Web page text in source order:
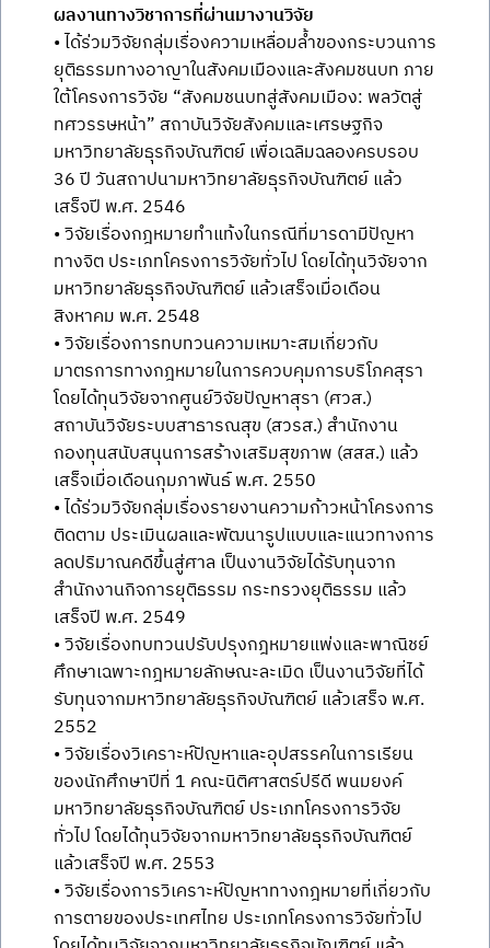
ผลงานทางวิชาการที่ผ่านมางานวิจัย
• ได้ร่วมวิจัยกลุ่มเรื่องความเหลื่อมล้ำของกระบวนการ
ยุติธรรมทางอาญาในสังคมเมืองและสังคมชนบท ภาย
ใต้โครงการวิจัย “สังคมชนบทสู่สังคมเมือง: พลวัตสู่
ทศวรรษหน้า” สถาบันวิจัยสังคมและเศรษฐกิจ
มหาวิทยาลัยธุรกิจบัณฑิตย์ เพื่อเฉลิมฉลองครบรอบ
36 ปี วันสถาปนามหาวิทยาลัยธุรกิจบัณฑิตย์ แล้ว
เสร็จปี พ.ศ. 2546
• วิจัยเรื่องกฎหมายทำแท้งในกรณีที่มารดามีปัญหา
ทางจิต ประเภทโครงการวิจัยทั่วไป โดยได้ทุนวิจัยจาก
มหาวิทยาลัยธุรกิจบัณฑิตย์ แล้วเสร็จเมื่อเดือน
สิงหาคม พ.ศ. 2548
• วิจัยเรื่องการทบทวนความเหมาะสมเกี่ยวกับ
มาตรการทางกฎหมายในการควบคุมการบริโภคสุรา
โดยได้ทุนวิจัยจากศูนย์วิจัยปัญหาสุรา (ศวส.)
สถาบันวิจัยระบบสาธารณสุข (สวรส.) สำนักงาน
กองทุนสนับสนุนการสร้างเสริมสุขภาพ (สสส.) แล้ว
เสร็จเมื่อเดือนกุมภาพันธ์ พ.ศ. 2550
• ได้ร่วมวิจัยกลุ่มเรื่องรายงานความก้าวหน้าโครงการ
ติดตาม ประเมินผลและพัฒนารูปแบบและแนวทางการ
ลดปริมาณคดีขึ้นสู่ศาล เป็นงานวิจัยได้รับทุนจาก
สำนักงานกิจการยุติธรรม กระทรวงยุติธรรม แล้ว
เสร็จปี พ.ศ. 2549
• วิจัยเรื่องทบทวนปรับปรุงกฎหมายแพ่งและพาณิชย์
ศึกษาเฉพาะกฎหมายลักษณะละเมิด เป็นงานวิจัยที่ได้
รับทุนจากมหาวิทยาลัยธุรกิจบัณฑิตย์ แล้วเสร็จ พ.ศ.
2552
• วิจัยเรื่องวิเคราะห์ปัญหาและอุปสรรคในการเรียน
ของนักศึกษาปีที่ 1 คณะนิติศาสตร์ปรีดี พนมยงค์
มหาวิทยาลัยธุรกิจบัณฑิตย์ ประเภทโครงการวิจัย
ทั่วไป โดยได้ทุนวิจัยจากมหาวิทยาลัยธุรกิจบัณฑิตย์
แล้วเสร็จปี พ.ศ. 2553
• วิจัยเรื่องการวิเคราะห์ปัญหาทางกฎหมายที่เกี่ยวกับ
การตายของประเทศไทย ประเภทโครงการวิจัยทั่วไป